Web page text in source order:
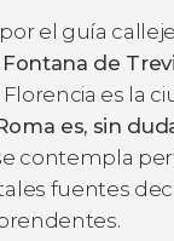
el guía
Fontana de Trevi
Florencia es la
es, sin
contempla
fuentes